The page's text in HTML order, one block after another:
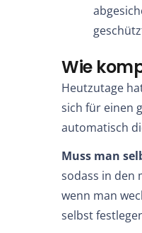
Wie
Heutzutage
sich für einen
automatisch
Muss man
sodass in den
wenn man
selbst